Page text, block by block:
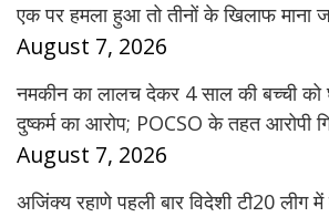
एक पर हमला हुआ तो तीनों के खिलाफ माना
August 7, 2026
नमकीन का लालच देकर 4 साल की बच्ची को
दुष्कर्म का आरोप; POCSO के तहत आरोपी
August 7, 2026
अजिंक्य रहाणे पहली बार विदेशी टी20 लीग